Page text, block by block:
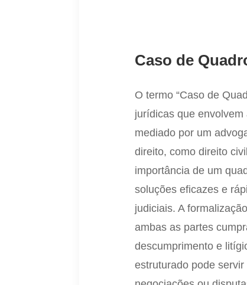
Caso de
O termo “Caso de
jurídicas que
mediado por um
direito, como direito
importância de um
soluções eficazes e
judiciais. A
ambas as partes
descumprimento e
estruturado pode